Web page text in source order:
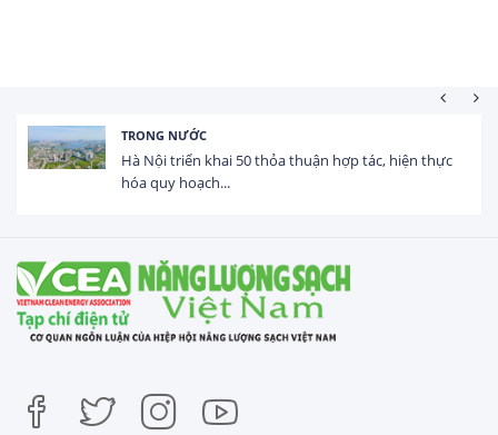
TRONG NƯỚC
Hà Nội triển khai 50 thỏa thuận hợp tác, hiện thực
hóa quy hoạch...